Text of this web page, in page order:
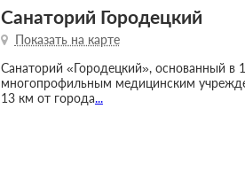
Санаторий Городецкий
Показать на карте
Санаторий «Городецкий», основанный в
многопрофильным медицинским
13 км от города...